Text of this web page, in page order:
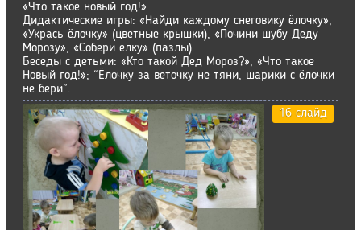
«Что такое новый год!»
Дидактические игры: «Найди каждому снеговику ёлочку»,
«Укрась ёлочку» (цветные крышки), «Почини шубу Деду
Морозу», «Собери елку» (пазлы).
Беседы с детьми: «Кто такой Дед Мороз?», «Что такое
Новый год!»; “Ёлочку за веточку не тяни, шарики с ёлочки
не бери”.
16 слайд